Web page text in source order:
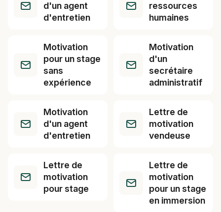
d'un agent
d'entretien
ressources
humaines
Motivation
pour un stage
sans
expérience
Motivation
d'un
secrétaire
administratif
Motivation
d'un agent
d'entretien
Lettre de
motivation
vendeuse
Lettre de
motivation
pour stage
Lettre de
motivation
pour un stage
en immersion